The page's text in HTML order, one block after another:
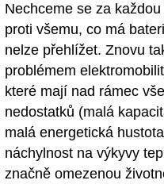
Nechceme se za
proti všemu, co má
nelze přehlížet. Znovu
problémem
které mají nad rámec
nedostatků (malá
malá energetická
náchylnost na výkyvy
značně omezenou